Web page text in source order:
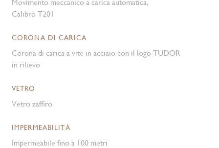
Movimento meccanico a carica automatica,
Calibro T201
CORONA DI CARICA
Corona di carica a vite in acciaio con il logo TUDOR
in rilievo
VETRO
Vetro zaffiro
IMPERMEABILITÀ
Impermeabile fino a 100 metri